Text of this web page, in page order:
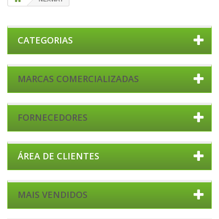
CATEGORIAS
MARCAS COMERCIALIZADAS
FORNECEDORES
ÁREA DE CLIENTES
MAIS VENDIDOS